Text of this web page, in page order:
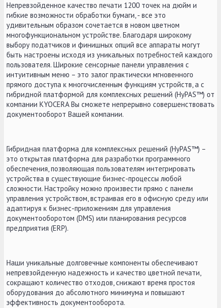
Непревзойденное качество печати 1200 точек на дюйм и
гибкие возможности обработки бумаги, - все это
удивительным образом сочетается в новом цветном
многофункциональном устройстве. Благодаря широкому
выбору податчиков и финишных опций все аппараты могут
быть настроены исходя из уникальных потребностей каждого
пользователя. Широкие сенсорные панели управления с
интуитивным меню – это залог практически мгновенного
прямого доступа к многочисленным функциям устройств, а с
гибридной платформой для комплексных решений (HyPAS™) от
компании KYOCERA Вы сможете непрерывно совершенствовать
документооборот Вашей компании.
Гибридная платформа для комплексных решений (HyPAS™) –
это открытая платформа для разработки программного
обеспечения, позволяющая пользователям интегрировать
устройства в существующие бизнес-процессы любой
сложности. Настройку можно произвести прямо с панели
управления устройством, встраивая его в офисную среду или
адаптируя к бизнес-приложениям для управления
документооборотом (DMS) или планирования ресурсов
предприятия (ERP).
Наши уникальные долговечные компоненты обеспечивают
непревзойденную надежность и качество цветной печати,
сокращают количество отходов, снижают время простоя
оборудования до абсолютного минимума и повышают
эффективность документооборота.